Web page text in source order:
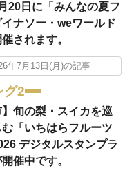
20日に「みんなの夏フ
イナソー・weワールド
されます。
年7月13日(月)の記事
グ2
】旬の梨・スイカを巡
む「いちはらフルーツ
デジタルスタンプラ
催中です。